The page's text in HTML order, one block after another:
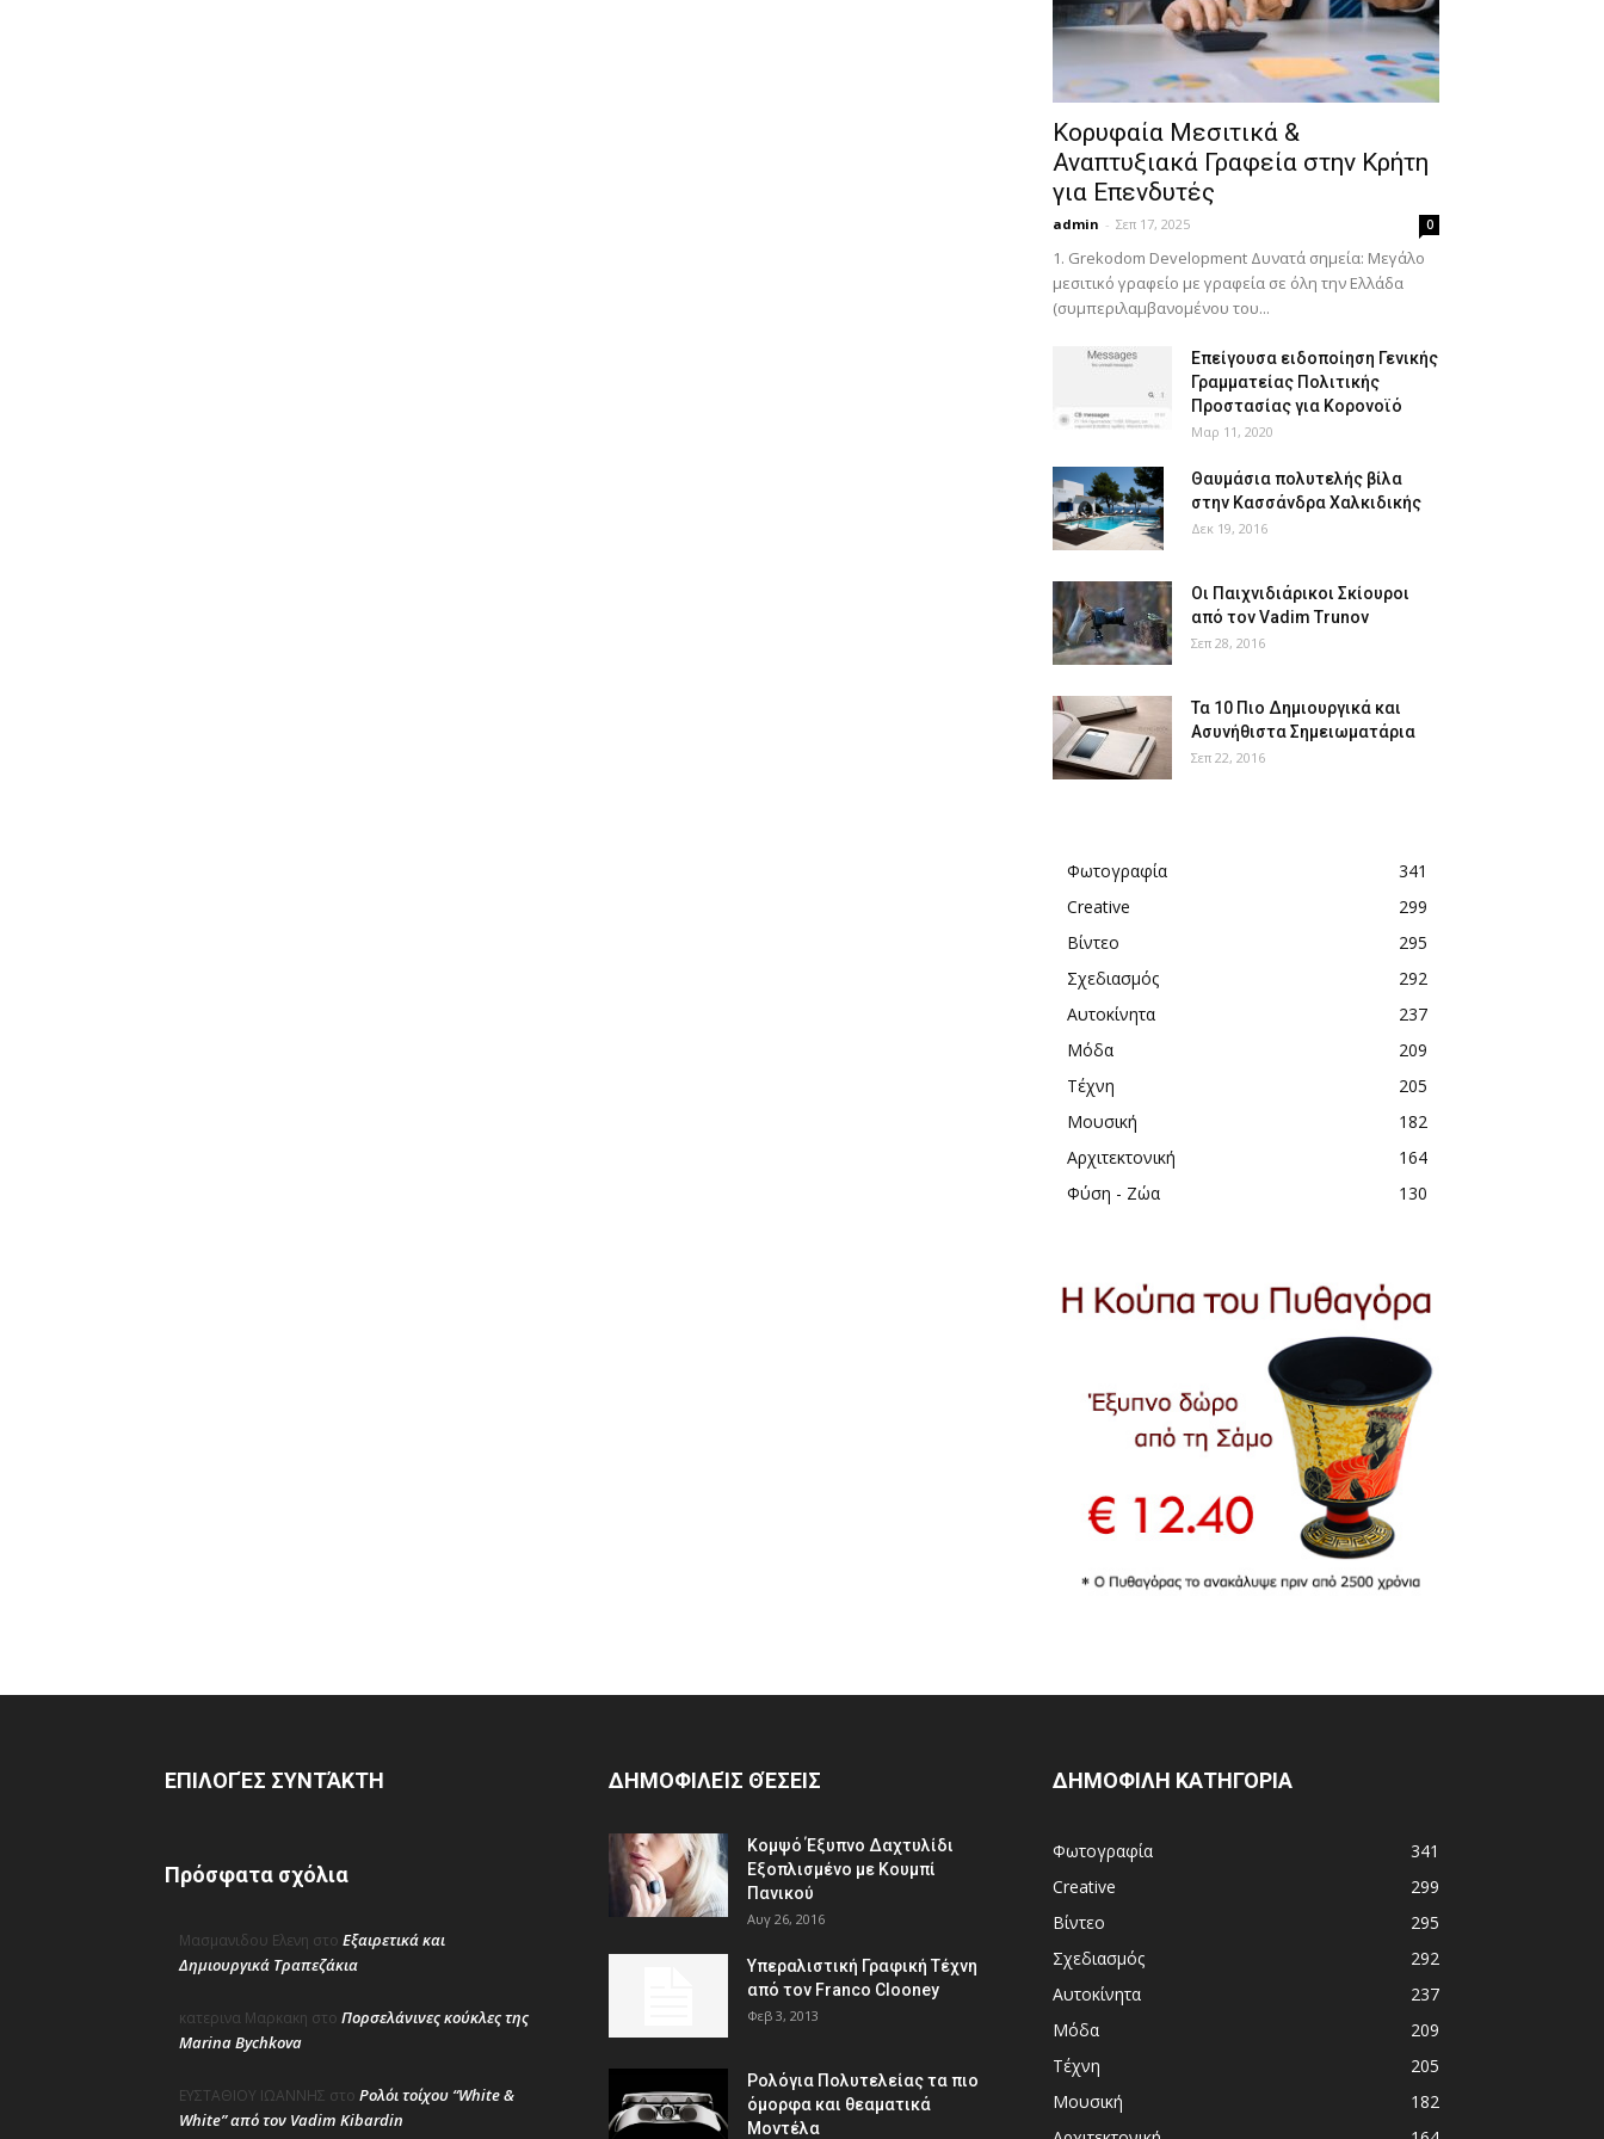
Κορυφαία Μεσιτικά &
Αναπτυξιακά Γραφεία στην Κρήτη
για Επενδυτές
admin - Σεπ 17, 2025 0
1. Grekodom Development Δυνατά σημεία: Μεγάλο
μεσιτικό γραφείο με γραφεία σε όλη την Ελλάδα
(συμπεριλαμβανομένου του...
Επείγουσα ειδοποίηση Γενικής
Γραμματείας Πολιτικής
Προστασίας για Κορονοϊό
Μαρ 11, 2020
Θαυμάσια πολυτελής βίλα
στην Κασσάνδρα Χαλκιδικής
Δεκ 19, 2016
Οι Παιχνιδιάρικοι Σκίουροι
από τον Vadim Trunov
Σεπ 28, 2016
Τα 10 Πιο Δημιουργικά και
Ασυνήθιστα Σημειωματάρια
Σεπ 22, 2016
Φωτογραφία
341
Creative
299
Βίντεο
295
Σχεδιασμός
292
Αυτοκίνητα
237
Μόδα
209
Τέχνη
205
Μουσική
182
Αρχιτεκτονική
164
Φύση - Ζώα
130
ΕΠΙΛΟΓΈΣ ΣΥΝΤΆΚΤΗ
Πρόσφατα σχόλια
Μασμανιδου Ελενη στο Εξαιρετικά και
Δημιουργικά Τραπεζάκια
κατερινα Μαρκακη στο Πορσελάνινες κούκλες της
Marina Bychkova
ΕΥΣΤΑΘΙΟΥ ΙΩΑΝΝΗΣ στο Ρολόι τοίχου “White &
White” από τον Vadim Kibardin
ΔΗΜΟΦΙΛΕΊΣ ΘΈΣΕΙΣ
Κομψό Έξυπνο Δαχτυλίδι
Εξοπλισμένο με Κουμπί
Πανικού
Αυγ 26, 2016
Υπεραλιστική Γραφική Τέχνη
από τον Franco Clooney
Φεβ 3, 2013
Ρολόγια Πολυτελείας τα πιο
όμορφα και θεαματικά
Μοντέλα
ΔΗΜΟΦΙΛΗ ΚΑΤΗΓΟΡΙΑ
Φωτογραφία
341
Creative
299
Βίντεο
295
Σχεδιασμός
292
Αυτοκίνητα
237
Μόδα
209
Τέχνη
205
Μουσική
182